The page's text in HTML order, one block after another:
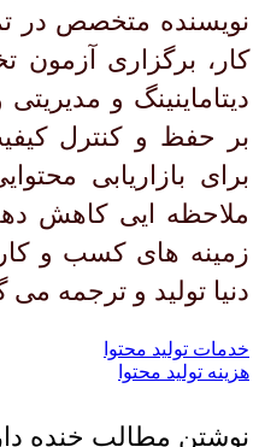
نویسنده متخصص در
کار، برگزاری آزمون
دیتاماینینگ و
بر حفظ و کنترل
برای بازاریابی
ملاحظه ایی کاهش
دنیا تولید و ترجمه می
خدمات تولید محتوا
هزینه تولید محتوا
نوشتن مطالب خنده